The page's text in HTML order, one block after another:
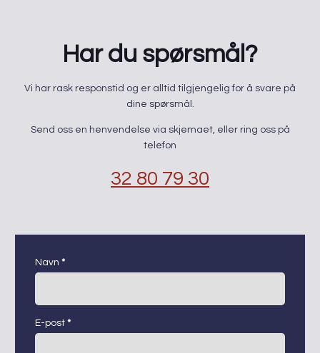
Har du spørsmål?
​Vi har rask responstid og er alltid ​tilgjengelig for å svare på
dine spørsmål.
Send oss en henvendelse via skjemaet, eller ring oss på
telefon
32 80 79 30
kontaktskjema
Navn *
E-post *